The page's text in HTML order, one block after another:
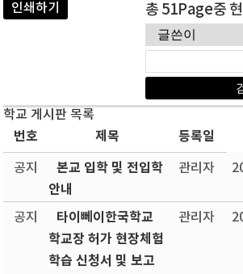
인쇄하기 총 51Page중
학교 게시판 목록
번호 제목 등록일
공지
본교 입학 및 전입학
안내
관리자
공지
타이뻬이한국학교
학교장 허가 현장체험
학습 신청서 및 보고
관리자